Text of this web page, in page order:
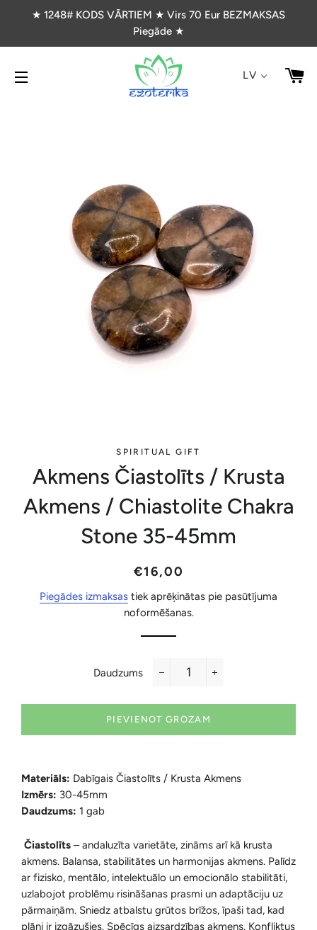
★ 1248# KODS VĀRTIEM ★ Virs 70 Eur BEZMAKSAS
Piegāde ★
VIETNES NAVIGĀCIJA
LV
SPIRITUAL GIFT
Akmens Čiastolīts / Krusta
Akmens / Chiastolite Chakra
Stone 35-45mm
Parastā
Akcijas
€16,00
Piegādes izmaksas tiek aprēķinātas pie pasūtījuma
noformēšanas.
Daudzums
PIEVIENOT GROZAM
Materiāls: Dabīgais Čiastolīts / Krusta Akmens
Izmērs: 30-45mm
Daudzums: 1 gab
Čiastolīts – andaluzīta varietāte, zināms arī kā krusta
akmens. Balansa, stabilitātes un harmonijas akmens. Palīdz
ar fizisko, mentālo, intelektuālo un emocionālo stabilitāti,
uzlabojot problēmu risināšanas prasmi un adaptāciju uz
pārmaiņām. Sniedz atbalstu grūtos brīžos, īpaši tad, kad
plāni ir izgāzušies. Spēcīgs aizsardzības akmens. Konfliktus